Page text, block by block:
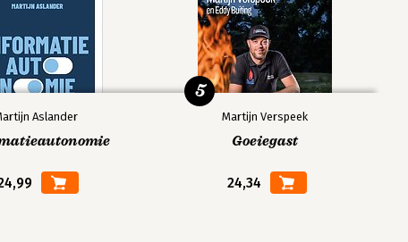
Aslander Martijn Verspeek
Goeiegast
24,34
5